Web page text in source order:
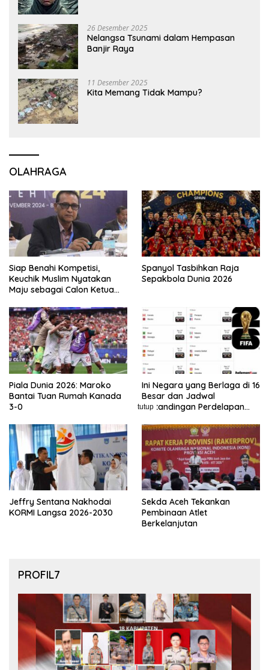
26 Desember 2025
Nelangsa Tsunami dalam Hempasan
Banjir Raya
11 Desember 2025
Kita Memang Tidak Mampu?
OLAHRAGA
Siap Benahi Kompetisi,
Keuchik Muslim Nyatakan
Maju sebagai Calon Ketua
Spanyol Tasbihkan Raja
Sepakbola Dunia 2026
Piala Dunia 2026: Maroko
Bantai Tuan Rumah Kanada
3-0
Ini Negara yang Berlaga di 16
Besar dan Jadwal
Pertandingan Perdelapan
Jeffry Sentana Nakhodai
KORMI Langsa 2026-2030
Sekda Aceh Tekankan
Pembinaan Atlet
Berkelanjutan
PROFIL7
tutup